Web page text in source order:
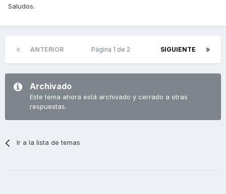
Saludos.
ANTERIOR SIGUIENTE
Página 1 de 2
Archivado
Este tema ahora está archivado y cerrado a otras
respuestas.
Ir a la lista de temas